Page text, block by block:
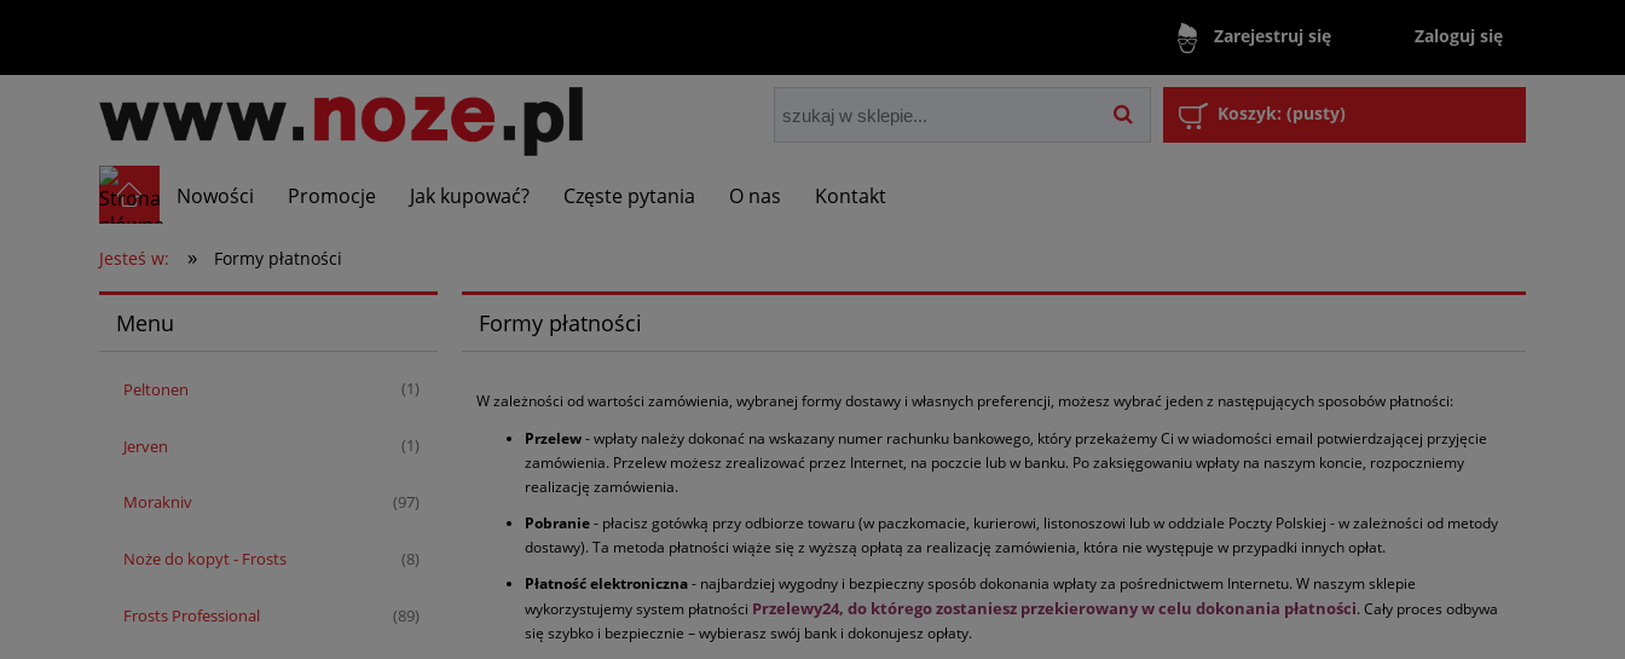
Zarejestruj się Zaloguj się
Koszyk: (pusty)
Nowości Promocje Jak kupować? Częste pytania O nas Kontakt
Jesteś w: » Formy płatności
Menu
Peltonen (1)
Jerven (1)
Morakniv (97)
Noże do kopyt - Frosts (8)
Frosts Professional (89)
Formy płatności
W zależności od wartości zamówienia, wybranej formy dostawy i własnych preferencji, możesz wybrać jeden z następujących sposobów płatności:
Przelew- wpłaty należy dokonać na wskazany numer rachunku bankowego, który przekażemy Ci w wiadomości email potwierdzającej przyjęcie
zamówienia. Przelew możesz zrealizować przez Internet, na poczcie lub w banku. Po zaksięgowaniu wpłaty na naszym koncie, rozpoczniemy
realizację zamówienia.
Pobranie- płacisz gotówką przy odbiorze towaru (w paczkomacie, kurierowi, listonoszowi lub w oddziale Poczty Polskiej - w zależności od metody
dostawy). Ta metoda płatności wiąże się z wyższą opłatą za realizację zamówienia, która nie występuje w przypadki innych opłat.
Płatność elektroniczna- najbardziej wygodny i bezpieczny sposób dokonania wpłaty za pośrednictwem Internetu. W naszym sklepie
wykorzystujemy system płatności Przelewy24, do którego zostaniesz przekierowany w celu dokonania płatności. Cały proces odbywa
się szybko i bezpiecznie – wybierasz swój bank i dokonujesz opłaty.